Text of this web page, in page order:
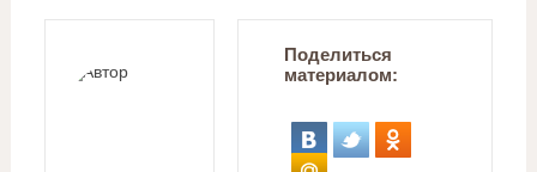
Поделиться
материалом: